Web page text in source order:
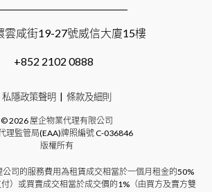
雲咸街19-27號威信大廈15樓
+852 2102 0888
私隱政策聲明 條款及細則
©2026 屋企物業代理有限公司
理監管局(EAA)牌照編號C-036846
版權所有
司的服務費用為租賃成交相當於一個月租金的50%
付）或買賣成交相當於成交價的1%（由買方及賣方雙